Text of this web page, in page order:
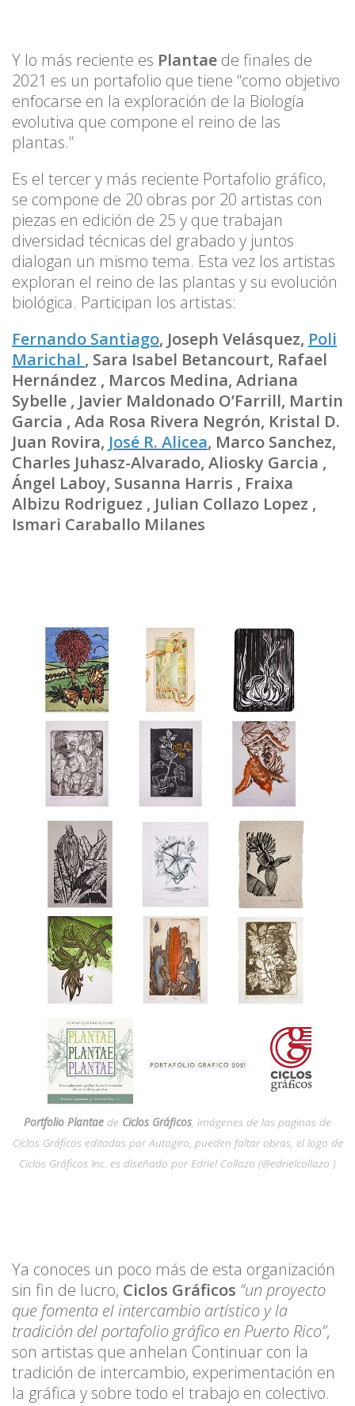
Y lo más reciente es Plantae de finales de
2021 es un portafolio que tiene “como objetivo
enfocarse en la exploración de la Biología
evolutiva que compone el reino de las
plantas.”
Es el tercer y más reciente Portafolio gráfico,
se compone de 20 obras por 20 artistas con
piezas en edición de 25 y que trabajan
diversidad técnicas del grabado y juntos
dialogan un mismo tema. Esta vez los artistas
exploran el reino de las plantas y su evolución
biológica. Participan los artistas:
Fernando Santiago, Joseph Velásquez, Poli
Marichal , Sara Isabel Betancourt, Rafael
Hernández , Marcos Medina, Adriana
Sybelle , Javier Maldonado O’Farrill, Martin
Garcia , Ada Rosa Rivera Negrón, Kristal D.
Juan Rovira, José R. Alicea, Marco Sanchez,
Charles Juhasz-Alvarado, Aliosky Garcia ,
Ángel Laboy, Susanna Harris , Fraixa
Albizu Rodriguez , Julian Collazo Lopez ,
Ismari Caraballo Milanes
Portfolio Plantae de Ciclos Gráficos, imágenes de las paginas de
Ciclos Gráficos editadas por Autogiro, pueden faltar obras, el logo de
Ciclos Gráficos Inc. es diseñado por Edriel Collazo (@edrielcollazo )
Ya conoces un poco más de esta organización
sin fin de lucro, Ciclos Gráficos “un proyecto
que fomenta el intercambio artístico y la
tradición del portafolio gráfico en Puerto Rico”,
son artistas que anhelan Continuar con la
tradición de intercambio, experimentación en
la gráfica y sobre todo el trabajo en colectivo.